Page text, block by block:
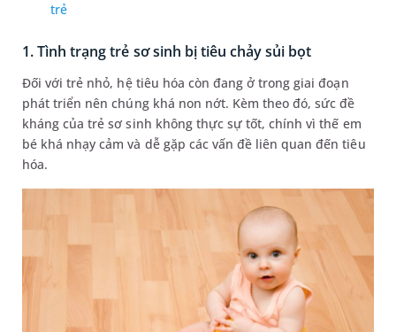
trẻ
1. Tình trạng trẻ sơ sinh bị tiêu chảy sủi bọt
Đối với trẻ nhỏ, hệ tiêu hóa còn đang ở trong giai đoạn
phát triển nên chúng khá non nớt. Kèm theo đó, sức đề
kháng của trẻ sơ sinh không thực sự tốt, chính vì thế em
bé khá nhạy cảm và dễ gặp các vấn đề liên quan đến tiêu
hóa.